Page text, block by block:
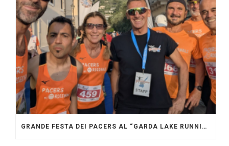
GRANDE FESTA DEI PACERS AL “GARDA LAKE RUNNING FESTIVAL”